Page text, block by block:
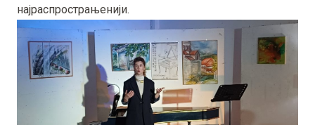
најраспрострањенији.